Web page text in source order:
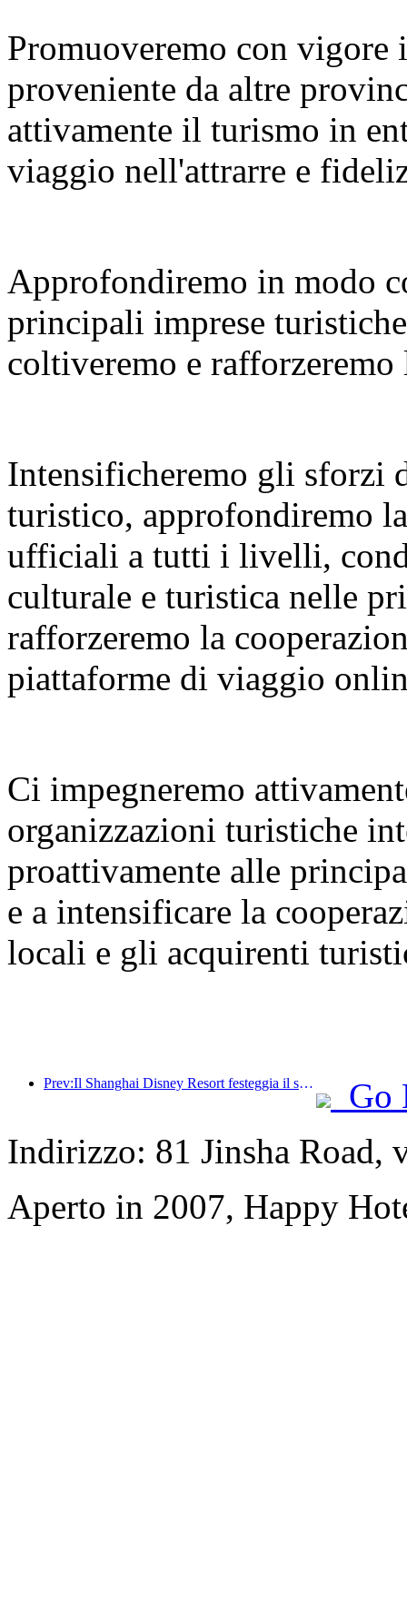
Promuoveremo con
proveniente da altre
attivamente il turismo in
viaggio nell'attrarre e
Approfondiremo in modo
principali imprese
coltiveremo e
Intensificheremo gli sforzi
turistico, approfondiremo
ufficiali a tutti i livelli,
culturale e turistica nelle
rafforzeremo la
piattaforme di viaggio
Ci impegneremo
organizzazioni turistiche
proattivamente alle
e a intensificare la
locali e gli acquirenti
Prev:Il Shanghai Disney Resort festeggia il suo decimo anniversario, avendo accolto finora oltre 100 milioni di visitatori.
Go
Indirizzo: 81 Jinsha Road,
Aperto in 2007, Happy